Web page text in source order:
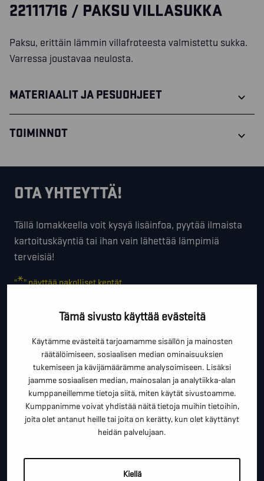
Tämä sivusto käyttää evästeitä
Käytämme evästeitä tarjoamamme sisällön ja mainosten
räätälöimiseen, sosiaalisen median ominaisuuksien
tukemiseen ja kävijämäärämme analysoimiseen. Lisäksi
jaamme sosiaalisen median, mainosalan ja analytiikka-alan
kumppaneillemme tietoja siitä, miten käytät sivustoamme.
Kumppanimme voivat yhdistää näitä tietoja muihin tietoihin,
joita olet antanut heille tai joita on kerätty, kun olet käyttänyt
heidän palvelujaan.
Kiellä
22111716 / PAKSU VILLASUKKA
Paksu, erittäin lämmin villafroteesta valmistettu sukka.
Varressa joustavaa neulosta.
MATERIAALIT JA PESUOHJEET
TOIMINNOT
OTA YHTEYTTÄ!
Tällä lomakkeella voit kysyä lisäinfoa, pyytää ilmaista
kartoituskäyntiä tai ihan vain lähettää lämpimiä
terveisiä!
"*" näyttää pakolliset kentät
ETUNIMI SUKUNIMI
PUHELINNUMERO *
SÄHKÖPOSTI *